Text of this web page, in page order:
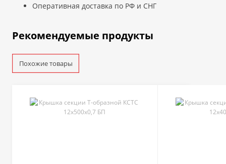
Оперативная доставка по РФ и СНГ
Рекомендуемые продукты
Похожие товары